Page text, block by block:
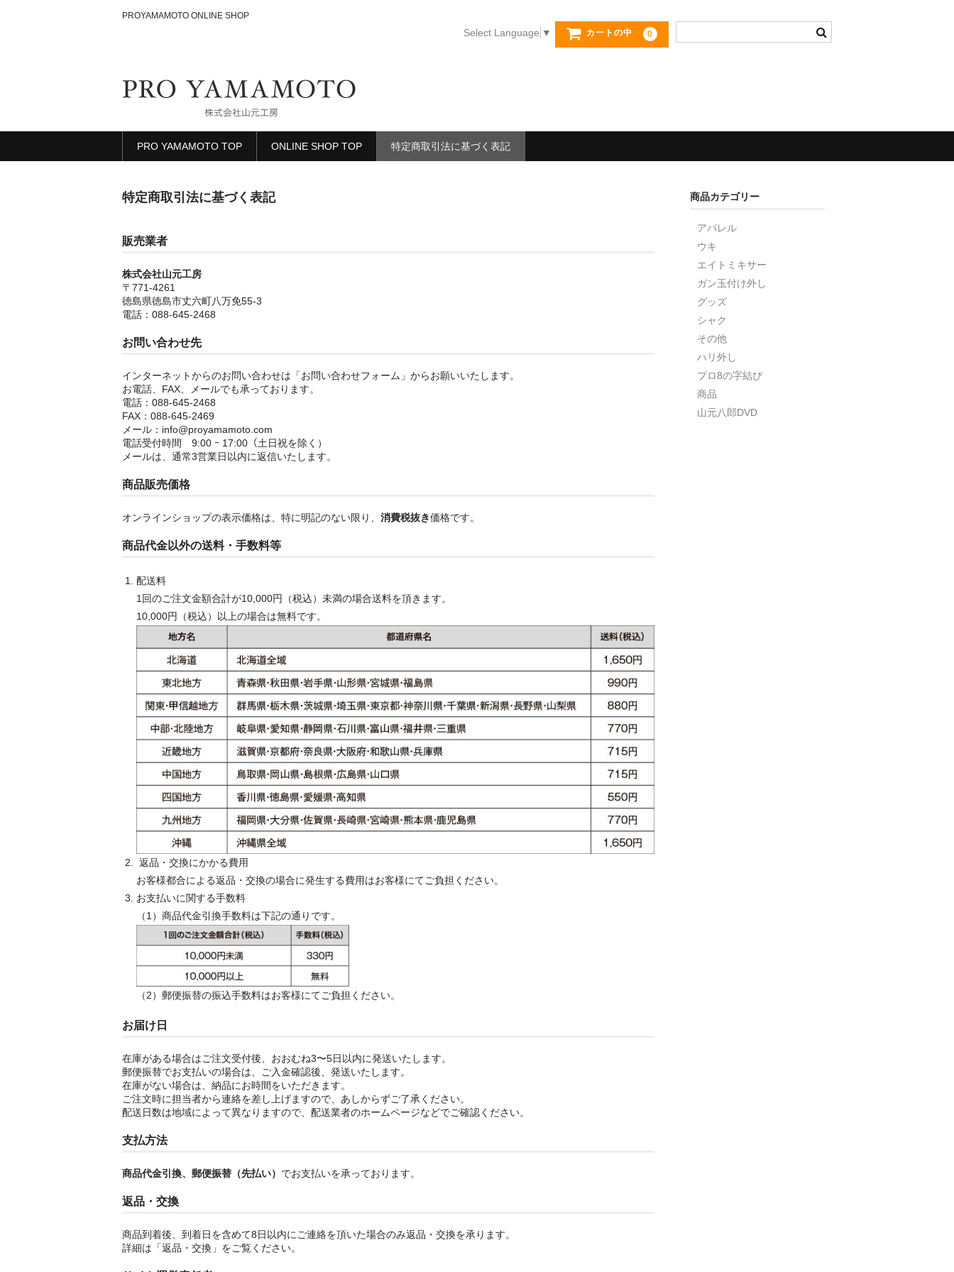
PROYAMAMOTO ONLINE SHOP
Select Language ▼ カートの中 0
PRO YAMAMOTO TOP ONLINE SHOP TOP 特定商取引法に基づく表記
特定商取引法に基づく表記
販売業者
株式会社山元工房
〒771-4261
徳島県徳島市丈六町八万免55-3
電話：088-645-2468
お問い合わせ先
インターネットからのお問い合わせは「お問い合わせフォーム」からお願いいたします。
お電話、FAX、メールでも承っております。
電話：088-645-2468
FAX：088-645-2469
メール：info@proyamamoto.com
電話受付時間 9:00 ｰ 17:00（土日祝を除く）
メールは、通常3営業日以内に返信いたします。
商品販売価格
オンラインショップの表示価格は、特に明記のない限り、 消費税抜き価格です。
商品代金以外の送料・手数料等
配送料
1回のご注文金額合計が10,000円（税込）未満の場合送料を頂きます。
10,000円（税込）以上の場合は無料です。
返品・交換にかかる費用
お客様都合による返品・交換の場合に発生する費用はお客様にてご負担ください。
お支払いに関する手数料
（1）商品代金引換手数料は下記の通りです。
（2）郵便振替の振込手数料はお客様にてご負担ください。
お届け日
在庫がある場合はご注文受付後、おおむね3〜5日以内に発送いたします。
郵便振替でお支払いの場合は、ご入金確認後、発送いたします。
在庫がない場合は、納品にお時間をいただきます。
ご注文時に担当者から連絡を差し上げますので、あしからずご了承ください。
配送日数は地域によって異なりますので、配送業者のホームページなどでご確認ください。
支払方法
商品代金引換、郵便振替（先払い） でお支払いを承っております。
返品・交換
商品到着後、到着日を含めて8日以内にご連絡を頂いた場合のみ返品・交換を承ります。
詳細は「返品・交換」をご覧ください。
商品カテゴリー
アパレル
ウキ
エイトミキサー
ガン玉付け外し
グッズ
シャク
その他
ハリ外し
プロ8の字結び
商品
山元八郎DVD